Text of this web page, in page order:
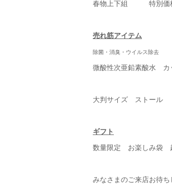
春物上下組 特別価
売れ筋アイテム
除菌・消臭・ウイルス除去
微酸性次亜鉛素酸水 カ
大判サイズ ストール
ギフト
数量限定 お楽しみ袋
みなさまのご来店お待